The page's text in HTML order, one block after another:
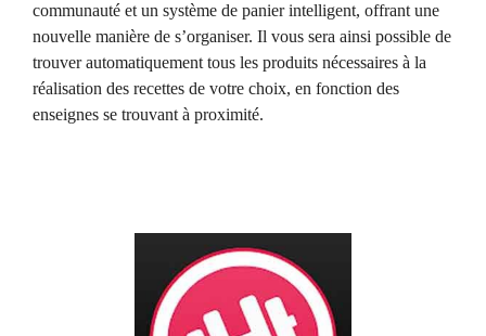
communauté et un système de panier intelligent, offrant une
nouvelle manière de s’organiser. Il vous sera ainsi possible de
trouver automatiquement tous les produits nécessaires à la
réalisation des recettes de votre choix, en fonction des
enseignes se trouvant à proximité.